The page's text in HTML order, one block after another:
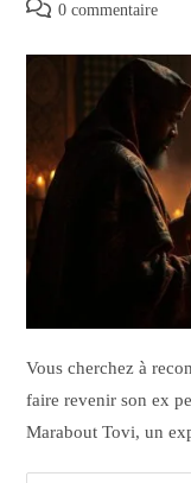
0 commentaire
Vous cherchez à
faire revenir son ex
Marabout Tovi, un